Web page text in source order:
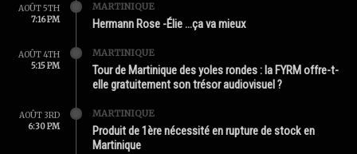
AOÛT 5TH
7:16 PM
MARTINIQUE
Hermann Rose -Élie …ça va mieux
AOÛT 4TH
5:15 PM
MARTINIQUE
Tour de Martinique des yoles rondes : la FYRM offre-t-
elle gratuitement son trésor audiovisuel ?
AOÛT 3RD
6:30 PM
MARTINIQUE
Produit de 1ère nécessité en rupture de stock en
Martinique